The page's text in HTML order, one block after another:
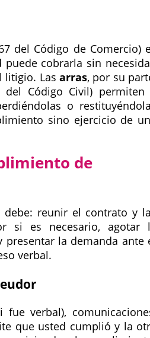
del Código de Comercio)
cobrarla sin
litigio. Lasarras, por su
del Código Civil) permiten
o
sino ejercicio de
de
reunir el contrato y
si es necesario, agotar
la demanda ante
verbal.
verbal),
que usted cumplió y la